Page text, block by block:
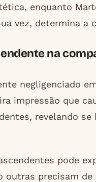
enquanto
vez, determina a
na
negligenciado
impressão que
revelando
pode
outras precisam